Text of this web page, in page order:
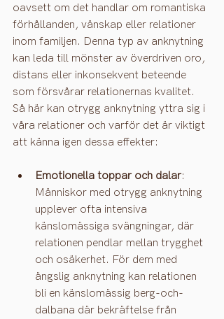
oavsett om det handlar om romantiska
förhållanden, vänskap eller relationer
inom familjen. Denna typ av anknytning
kan leda till mönster av överdriven oro,
distans eller inkonsekvent beteende
som försvårar relationernas kvalitet.
Så här kan otrygg anknytning yttra sig i
våra relationer och varför det är viktigt
att känna igen dessa effekter:
Emotionella toppar och dalar:
Människor med otrygg anknytning
upplever ofta intensiva
känslomässiga svängningar, där
relationen pendlar mellan trygghet
och osäkerhet. För dem med
ängslig anknytning kan relationen
bli en känslomässig berg-och-
dalbana där bekräftelse från